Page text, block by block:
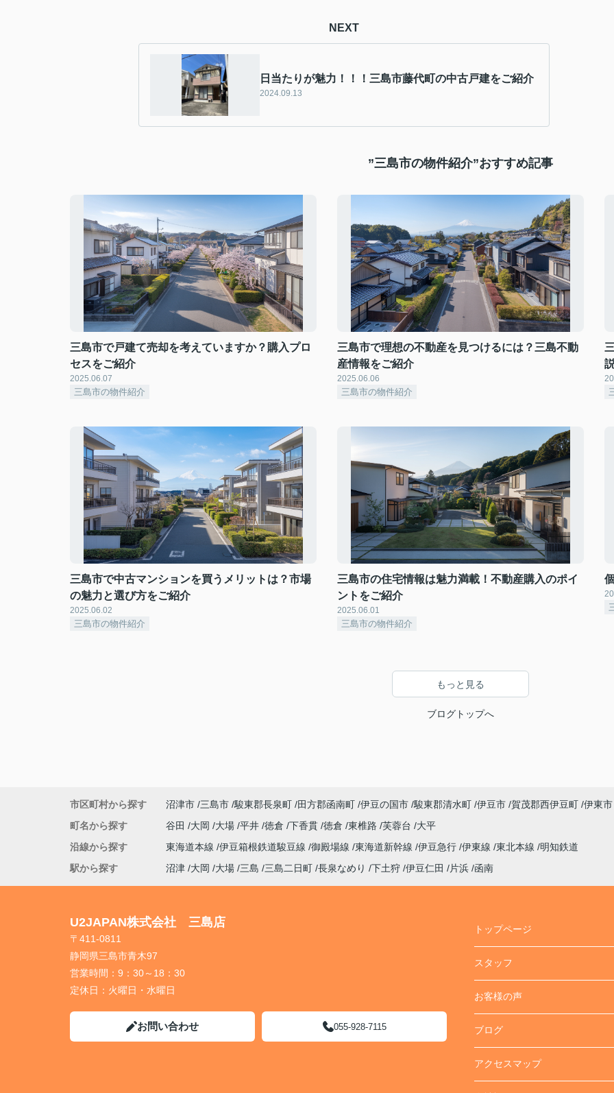
NEXT
日当たりが魅力！！！三島市藤代町の中古戸建をご紹介
2024.09.13
”三島市の物件紹介”おすすめ記事
三島市で戸建て売却を考えていますか？購入プロ
セスをご紹介
2025.06.07
三島市の物件紹介
三島市で理想の不動産を見つけるには？三島不動
産情報をご紹介
2025.06.06
三島市の物件紹介
三島市で中古マンションを買うメリットは？市場
の魅力と選び方をご紹介
2025.06.02
三島市の物件紹介
三島市の住宅情報は魅力満載！不動産購入のポイ
ントをご紹介
2025.06.01
三島市の物件紹介
もっと見る
ブログトップへ
市区町村から探す 沼津市 三島市 駿東郡長泉町 田方郡函南町 伊豆の国市 駿東郡清水町 伊豆市 賀茂郡西伊豆町 伊東市
町名から探す
谷田 大岡 大場 平井 徳倉 下香貫 徳倉 東椎路 芙蓉台
大平
沿線から探す
東海道本線 伊豆箱根鉄道駿豆線 御殿場線 東海道新幹線 伊豆急行 伊東線 東北本線
明知鉄道
駅から探す
沼津 大岡 大場 三島 三島二日町 長泉なめり 下土狩 伊豆仁田 片浜 函南
U2JAPAN株式会社 三島店
〒411-0811
静岡県三島市青木97
営業時間： 9：30～18：30
定休日： 火曜日・水曜日
お問い合わせ 055-928-7115
トップページ
スタッフ
お客様の声
ブログ
アクセスマップ